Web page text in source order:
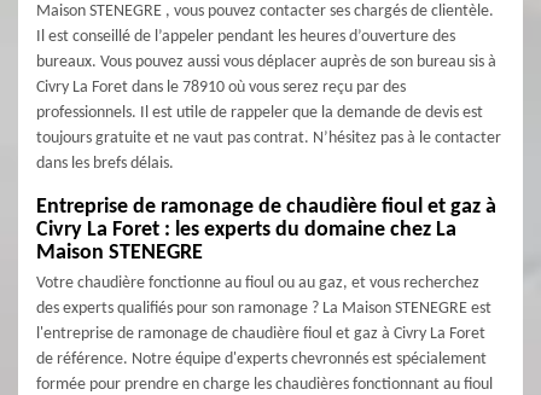
Maison STENEGRE , vous pouvez contacter ses chargés de clientèle.
Il est conseillé de l’appeler pendant les heures d’ouverture des
bureaux. Vous pouvez aussi vous déplacer auprès de son bureau sis à
Civry La Foret dans le 78910 où vous serez reçu par des
professionnels. Il est utile de rappeler que la demande de devis est
toujours gratuite et ne vaut pas contrat. N’hésitez pas à le contacter
dans les brefs délais.
Entreprise de ramonage de chaudière fioul et gaz à
Civry La Foret : les experts du domaine chez La
Maison STENEGRE
Votre chaudière fonctionne au fioul ou au gaz, et vous recherchez
des experts qualifiés pour son ramonage ? La Maison STENEGRE est
l'entreprise de ramonage de chaudière fioul et gaz à Civry La Foret
de référence. Notre équipe d'experts chevronnés est spécialement
formée pour prendre en charge les chaudières fonctionnant au fioul